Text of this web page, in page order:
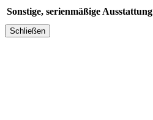
Sonstige, serienmäßige Ausstattung
Schließen